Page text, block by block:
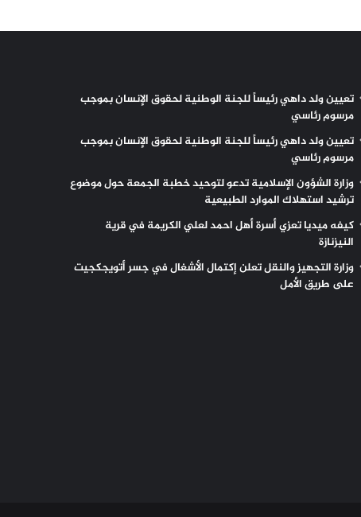
تعيين ولد داهي رئيساً للجنة الوطنية لحقوق الإنسان بموجب
مرسوم رئاسي
تعيين ولد داهي رئيساً للجنة الوطنية لحقوق الإنسان بموجب
مرسوم رئاسي
وزارة الشؤون الإسلامية تدعو لتوحيد خطبة الجمعة حول موضوع
ترشيد استهلاك الموارد الطبيعية
كيفه ميديا تعزي أسرة أهل احمد لعلي الكريمة في قرية
النيزنازة
وزارة التجهيز والنقل تعلن إكتمال الأشغال في جسر أتويجكجيت
على طريق الأمل